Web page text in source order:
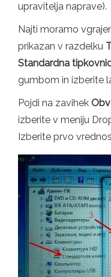
upravitelja naprave).
Najti moramo
prikazan v razdelku
Standardna
gumbom in izberite
Pojdi na zavihek
izberite v meniju
Izberite prvo